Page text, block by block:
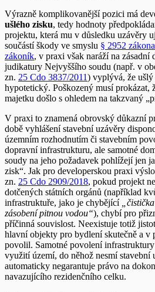
Výrazně komplikovanější pozici má
ušlého zisku, tedy hodnoty
projektu, která mu v důsledku uzávěry
součástí škody ve smyslu § 2952
zákoník, v praxi však naráží na zásadní
judikatury Nejvyššího soudu (např. v
zn. 25 Cdo 3837/2011) vyplývá, že
hypotetický. Poškozený musí prokázat,
majetku došlo s ohledem na takzvaný
V praxi to znamená obrovský důkazní
době vyhlášení stavební uzávěry
územním rozhodnutím či stavebním
dopravní infrastrukturu, ale samotné
soudy na jeho požadavek pohlížejí jen
zisk“. Jak pro developerskou praxi
zn. 25 Cdo 2909/2018, pokud projekt
dotčených státních orgánů (například
infrastruktuře, jako je chybějící
zásobení pitnou vodou“), chybí pro
příčinná souvislost. Neexistuje totiž
hlavní objekty pro bydlení skutečně a v
povolil. Samotné povolení
využití území, do něhož nesmí stavební
automaticky negarantuje právo na
navazujícího rezidenčního celku.